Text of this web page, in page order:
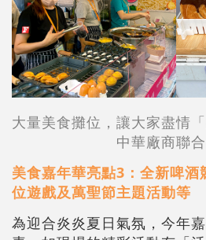
大量美食攤位，讓大家盡情
中華廠商聯合
美食嘉年華亮點3：全新啤酒
位遊戲及萬聖節主題活動等
為迎合炎炎夏日氣氛，今年